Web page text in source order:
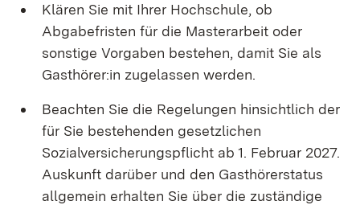
Klären Sie mit Ihrer Hochschule, ob
Abgabefristen für die Masterarbeit oder
sonstige Vorgaben bestehen, damit Sie als
Gasthörer:in zugelassen werden.
Beachten Sie die Regelungen hinsichtlich der
für Sie bestehenden gesetzlichen
Sozialversicherungspflicht ab 1. Februar 2027.
Auskunft darüber und den Gasthörerstatus
allgemein erhalten Sie über die zuständige